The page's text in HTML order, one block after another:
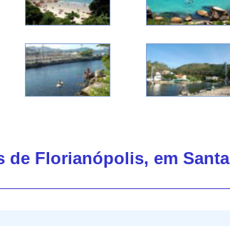
de Florianópolis, em Santa